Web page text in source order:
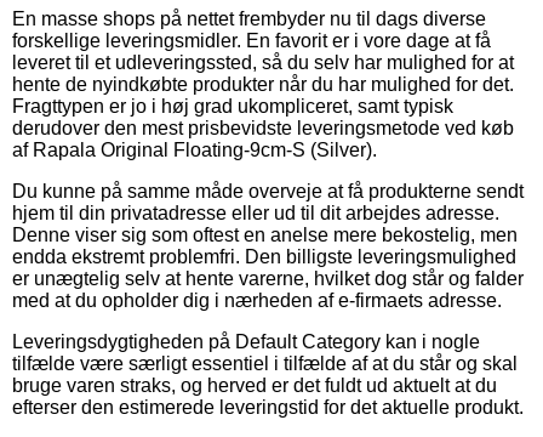
En masse shops på nettet frembyder nu til dags diverse
forskellige leveringsmidler. En favorit er i vore dage at få
leveret til et udleveringssted, så du selv har mulighed for at
hente de nyindkøbte produkter når du har mulighed for det.
Fragttypen er jo i høj grad ukompliceret, samt typisk
derudover den mest prisbevidste leveringsmetode ved køb
af Rapala Original Floating-9cm-S (Silver).
Du kunne på samme måde overveje at få produkterne sendt
hjem til din privatadresse eller ud til dit arbejdes adresse.
Denne viser sig som oftest en anelse mere bekostelig, men
endda ekstremt problemfri. Den billigste leveringsmulighed
er unægtelig selv at hente varerne, hvilket dog står og falder
med at du opholder dig i nærheden af e-firmaets adresse.
Leveringsdygtigheden på Default Category kan i nogle
tilfælde være særligt essentiel i tilfælde af at du står og skal
bruge varen straks, og herved er det fuldt ud aktuelt at du
efterser den estimerede leveringstid for det aktuelle produkt.